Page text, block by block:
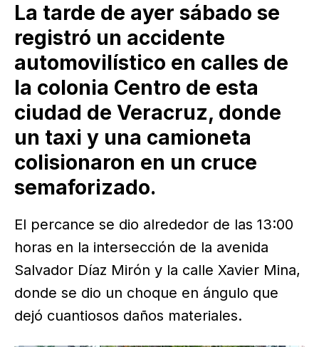
La tarde de ayer sábado se
registró un accidente
automovilístico en calles de
la colonia Centro de esta
ciudad de Veracruz, donde
un taxi y una camioneta
colisionaron en un cruce
semaforizado.
El percance se dio alrededor de las 13:00
horas en la intersección de la avenida
Salvador Díaz Mirón y la calle Xavier Mina,
donde se dio un choque en ángulo que
dejó cuantiosos daños materiales.